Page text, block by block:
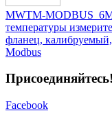
MWTM-
температуры
фланец,
Modbus
Присоединяйтесь!
Facebook